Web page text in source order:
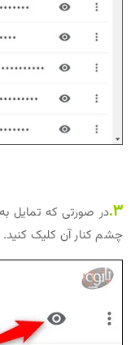
3. در صورتی که تمایل
چشم کنار آن کلیک کنید.